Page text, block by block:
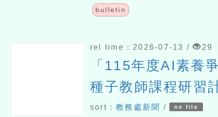
bulletin
rel time：2026-07-13 / 29
「115年度AI素養
種子教師課程研習
sort：教務處新聞 / no file